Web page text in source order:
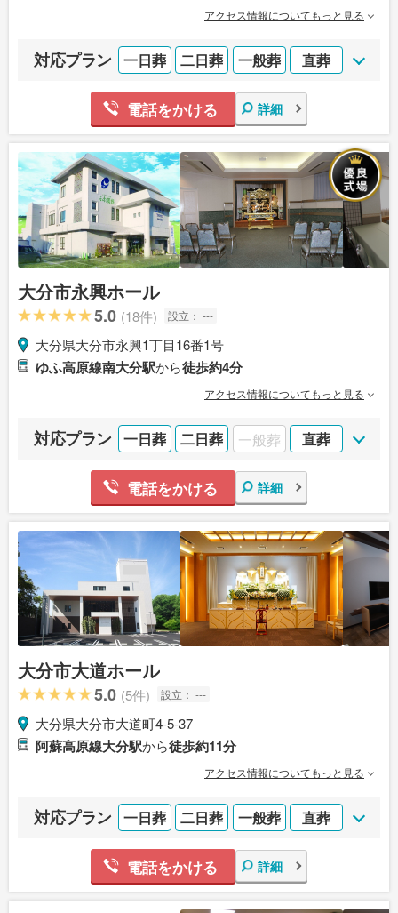
アクセス情報についてもっと見る
対応プラン 一日葬 二日葬 一般葬 直葬
電話をかける 詳細
大分市永興ホール
5.0 (18件) 設立： ---
大分県大分市永興1丁目16番1号
ゆふ高原線南大分駅から徒歩約4分
アクセス情報についてもっと見る
対応プラン 一日葬 二日葬 一般葬 直葬
電話をかける 詳細
大分市大道ホール
5.0 (5件) 設立： ---
大分県大分市大道町4-5-37
阿蘇高原線大分駅から徒歩約11分
アクセス情報についてもっと見る
対応プラン 一日葬 二日葬 一般葬 直葬
電話をかける 詳細